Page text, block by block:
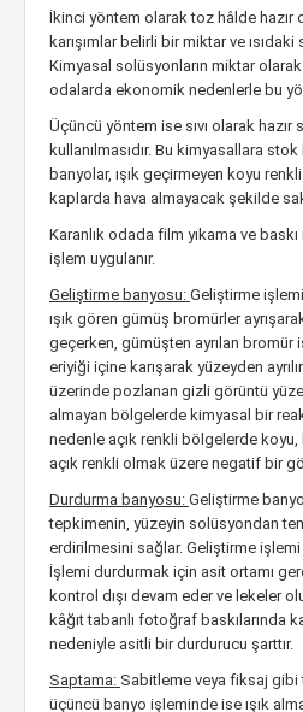
İkinci yöntem olarak toz hâlde hazır
karışımlar belirli bir miktar ve ısıdaki
Kimyasal solüsyonların miktar
odalarda ekonomik nedenlerle bu
Üçüncü yöntem ise sıvı olarak hazır
kullanılmasıdır. Bu kimyasallara
banyolar, ışık geçirmeyen koyu
kaplarda hava almayacak şekilde
Karanlık odada film yıkama ve
işlem uygulanır.
Geliştirme banyosu: Geliştirme
ışık gören gümüş bromürler
geçerken, gümüşten ayrılan
eriyiği içine karışarak yüzeyden
üzerinde pozlanan gizli görüntü
almayan bölgelerde kimyasal bir
nedenle açık renkli bölgelerde
açık renkli olmak üzere negatif bir
Durdurma banyosu: Geliştirme
tepkimenin, yüzeyin solüsyondan
erdirilmesini sağlar. Geliştirme
İşlemi durdurmak için asit ortamı
kontrol dışı devam eder ve lekeler
kâğıt tabanlı fotoğraf baskılarında
nedeniyle asitli bir durdurucu şarttır.
Saptama: Sabitleme veya fiksaj
üçüncü banyo işleminde ise ışık